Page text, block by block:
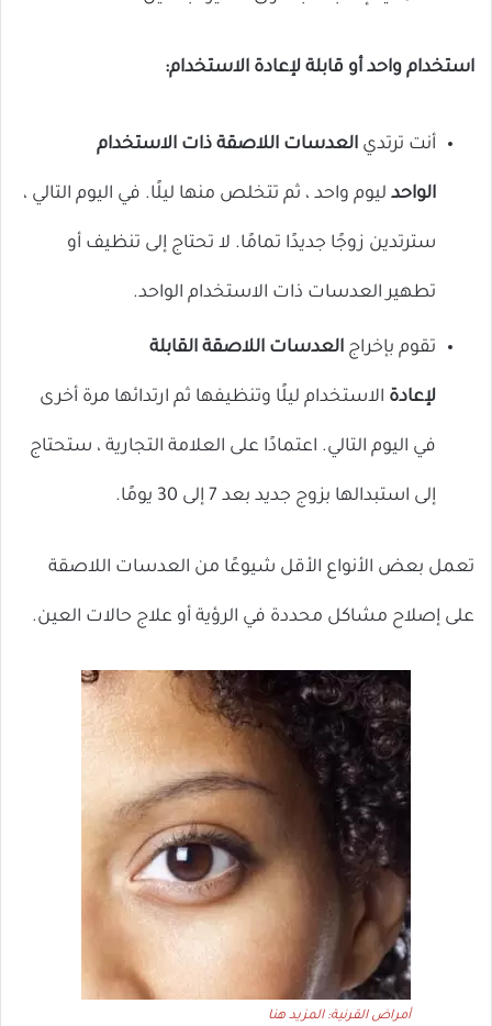
استخدام واحد أو قابلة لإعادة الاستخدام:
أنت ترتدي العدسات اللاصقة ذات الاستخدام
الواحد ليوم واحد ، ثم تتخلص منها ليلًا. في اليوم التالي ،
سترتدين زوجًا جديدًا تمامًا. لا تحتاج إلى تنظيف أو
تطهير العدسات ذات الاستخدام الواحد.
تقوم بإخراج العدسات اللاصقة القابلة
لإعادة الاستخدام ليلًا وتنظيفها ثم ارتدائها مرة أخرى
في اليوم التالي. اعتمادًا على العلامة التجارية ، ستحتاج
إلى استبدالها بزوج جديد بعد 7 إلى 30 يومًا.
تعمل بعض الأنواع الأقل شيوعًا من العدسات اللاصقة
على إصلاح مشاكل محددة في الرؤية أو علاج حالات العين.
أمراض القرنية: المزيد هنا